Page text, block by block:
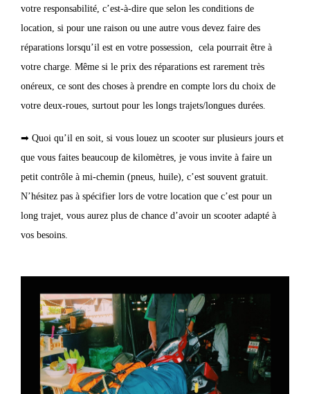
votre responsabilité, c’est-à-dire que selon les conditions de
location, si pour une raison ou une autre vous devez faire des
réparations lorsqu’il est en votre possession, cela pourrait être à
votre charge. Même si le prix des réparations est rarement très
onéreux, ce sont des choses à prendre en compte lors du choix de
votre deux-roues, surtout pour les longs trajets/longues durées.
➡ Quoi qu’il en soit, si vous louez un scooter sur plusieurs jours et
que vous faites beaucoup de kilomètres, je vous invite à faire un
petit contrôle à mi-chemin (pneus, huile), c’est souvent gratuit.
N’hésitez pas à spécifier lors de votre location que c’est pour un
long trajet, vous aurez plus de chance d’avoir un scooter adapté à
vos besoins.